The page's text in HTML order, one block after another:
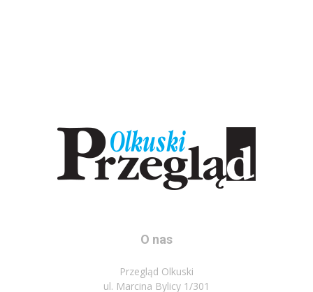
O nas
Przegląd Olkuski
ul. Marcina Bylicy 1/301